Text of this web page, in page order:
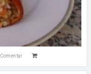
Comentar